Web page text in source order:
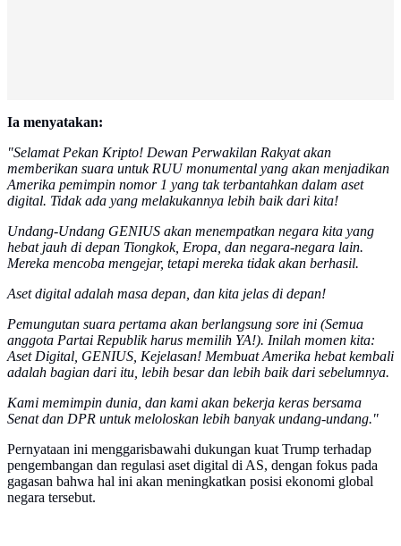
Ia menyatakan:
"Selamat Pekan Kripto! Dewan Perwakilan Rakyat akan
memberikan suara untuk RUU monumental yang akan menjadikan
Amerika pemimpin nomor 1 yang tak terbantahkan dalam aset
digital. Tidak ada yang melakukannya lebih baik dari kita!
Undang-Undang GENIUS akan menempatkan negara kita yang
hebat jauh di depan Tiongkok, Eropa, dan negara-negara lain.
Mereka mencoba mengejar, tetapi mereka tidak akan berhasil.
Aset digital adalah masa depan, dan kita jelas di depan!
Pemungutan suara pertama akan berlangsung sore ini (Semua
anggota Partai Republik harus memilih YA!). Inilah momen kita:
Aset Digital, GENIUS, Kejelasan! Membuat Amerika hebat kembali
adalah bagian dari itu, lebih besar dan lebih baik dari sebelumnya.
Kami memimpin dunia, dan kami akan bekerja keras bersama
Senat dan DPR untuk meloloskan lebih banyak undang-undang."
Pernyataan ini menggarisbawahi dukungan kuat Trump terhadap
pengembangan dan regulasi aset digital di AS, dengan fokus pada
gagasan bahwa hal ini akan meningkatkan posisi ekonomi global
negara tersebut.